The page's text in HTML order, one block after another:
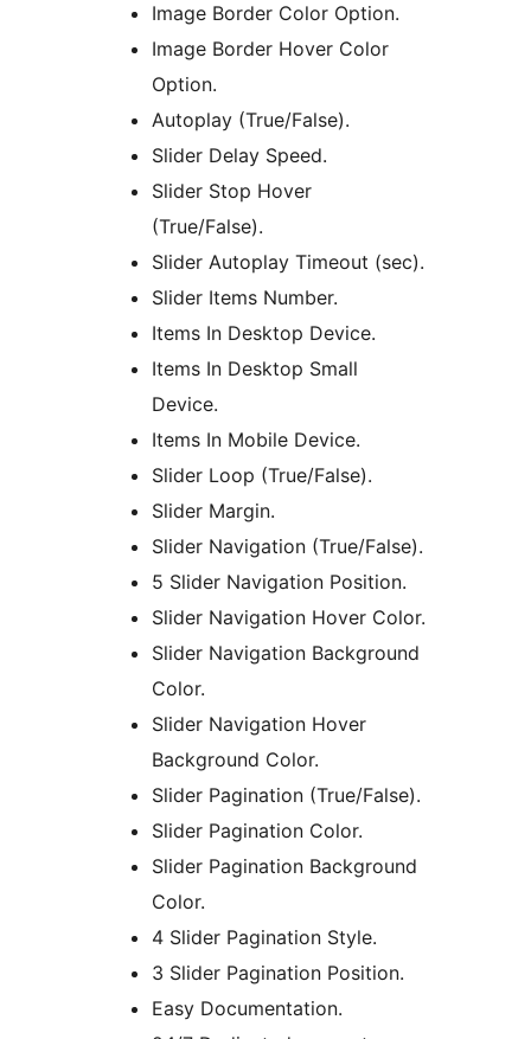
Image Border Color Option.
Image Border Hover Color
Option.
Autoplay (True/False).
Slider Delay Speed.
Slider Stop Hover
(True/False).
Slider Autoplay Timeout (sec).
Slider Items Number.
Items In Desktop Device.
Items In Desktop Small
Device.
Items In Mobile Device.
Slider Loop (True/False).
Slider Margin.
Slider Navigation (True/False).
5 Slider Navigation Position.
Slider Navigation Hover Color.
Slider Navigation Background
Color.
Slider Navigation Hover
Background Color.
Slider Pagination (True/False).
Slider Pagination Color.
Slider Pagination Background
Color.
4 Slider Pagination Style.
3 Slider Pagination Position.
Easy Documentation.